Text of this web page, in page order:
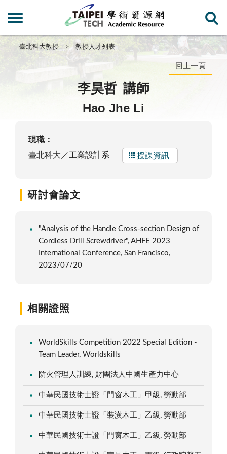
臺北科大教授 教授人才列表
回上一頁
李昊哲 講師
Hao Jhe Li
現職：
臺北科大／工業設計系
授課資訊
研討會論文
"Analysis of the Handle Cross-section Design of
Cordless Drill Screwdriver", AHFE 2023
International Conference, San Francisco,
2023/07/20
相關證照
WorldSkills Competition 2022 Special Edition -
Team Leader, Worldskills
防火管理人訓練, 財團法人中國生產力中心
中華民國技術士證「門窗木工」甲級, 勞動部
中華民國技術士證「裝潢木工」乙級, 勞動部
中華民國技術士證「門窗木工」乙級, 勞動部